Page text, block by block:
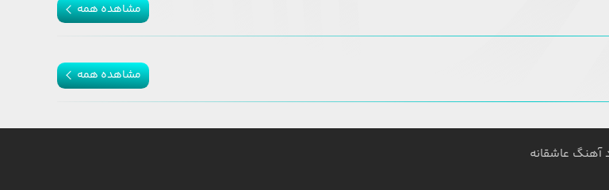
مشاهده همه
مشاهده همه
آهنگ عاشقانه